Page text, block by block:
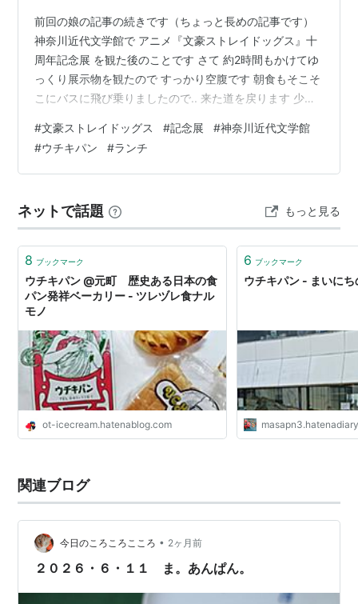
前回の娘の記事の続きです（ちょっと長めの記事です）
神奈川近代文学館で アニメ『文豪ストレイドッグス』十
周年記念展 を観た後のことです さて 約2時間もかけてゆ
っくり展示物を観たので すっかり空腹です 朝食もそこそ
こにバスに飛び乗りましたので.. 来た道を戻ります 少し
している港の見える丘公園の中を通りますいろいろな種
類の花々が美しく咲いていましたので写真を撮りました..
スマホ撮影なので撮っただけという感じですが (^-^; バラ
だとこんなに大株になるのですね.. これまた大株大輪の…
#文豪ストレイドッグス #記念展 #神奈川近代文学館
#ウチキパン #ランチ
ネットで話題 もっと見る
8 ブックマーク
ウチキパン @元町 歴史ある日本の食
パン発祥ベーカリー - ツレヅレ食ナル
モノ
ot-icecream.hatenablog.com
6 ブックマーク
ウチキパン - まいに
関連ブログ
今日のころころこころ • 2ヶ月前
２０２６・６・１１ ま。あんぱん。